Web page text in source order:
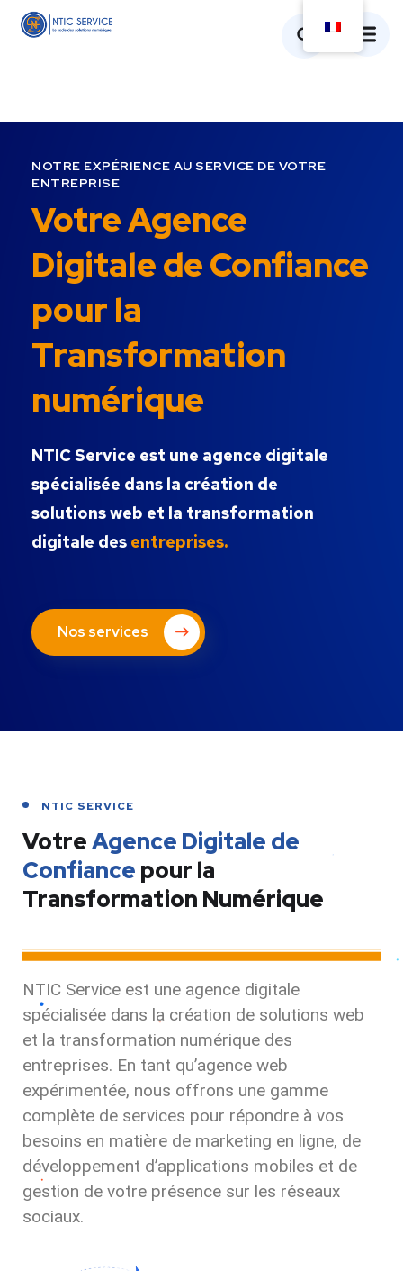
NOTRE EXPÉRIENCE AU SERVICE DE VOTRE
ENTREPRISE
Votre Agence
Digitale de Confiance
pour la
Transformation
numérique
NTIC Service est une agence digitale
spécialisée dans la création de
solutions web et la transformation
digitale des entreprises.
Nos services
NTIC SERVICE
VotreAgence Digitale de
Confiance pour la
Transformation Numérique
NTIC Service est une agence digitale
spécialisée dans la création de solutions web
et la transformation numérique des
entreprises. En tant qu’agence web
expérimentée, nous offrons une gamme
complète de services pour répondre à vos
besoins en matière de marketing en ligne, de
développement d’applications mobiles et de
gestion de votre présence sur les réseaux
sociaux.